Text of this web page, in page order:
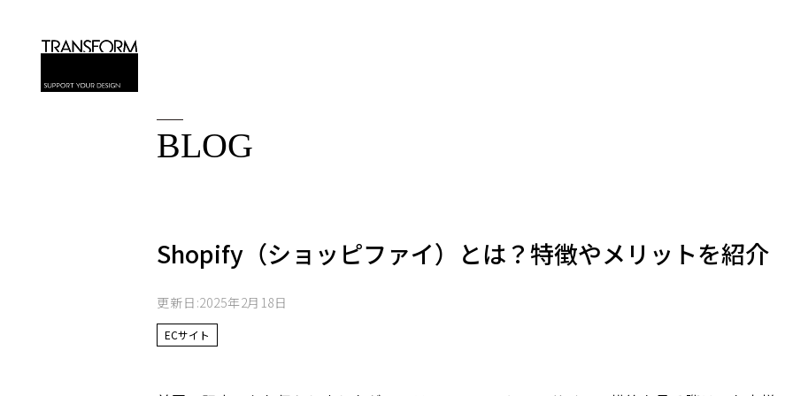
BLOG
Shopify（ショッピファイ）とは？特徴やメリットを紹介
更新日:2025年2月18日
ECサイト